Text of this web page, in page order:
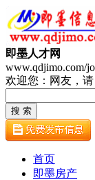
即墨人才网
www.qdjimo.com/
欢迎您：网友，请
首页
即墨房产